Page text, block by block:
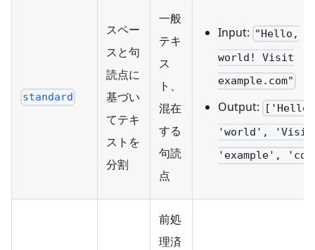
standard
スペー
スと句
読点に
基づい
てテキ
ストを
分割
一般
テキ
ス
ト、
混在
する
句読
点
Input: "Hello,
world! Visit
example.com"
Output:
'world',
'example',
前処
理済